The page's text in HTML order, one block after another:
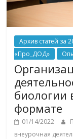
Архив статей за
«Про_ДОД»
биологии
формате
01/14/2022
внеурочная